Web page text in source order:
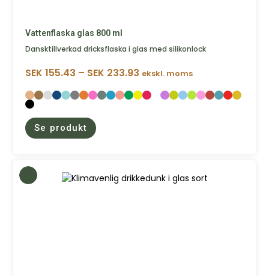
Vattenflaska glas 800 ml
Dansktillverkad dricksflaska i glas med silikonlock
SEK 155.43 – SEK 233.93 ekskl. moms
Se produkt